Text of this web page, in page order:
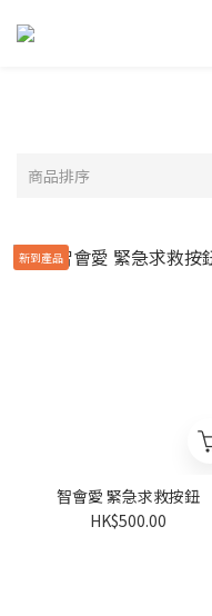
商品排序
新到產品
智會愛 緊急求救按鈕
HK$500.00